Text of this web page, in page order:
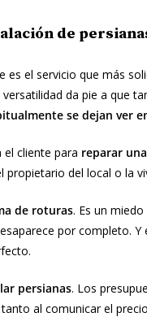
de
es el servicio que más
da pie a que
se dejan ver
el cliente para reparar
del local o la
de roturas. Es un
por completo. Y
persianas. Los
al comunicar el